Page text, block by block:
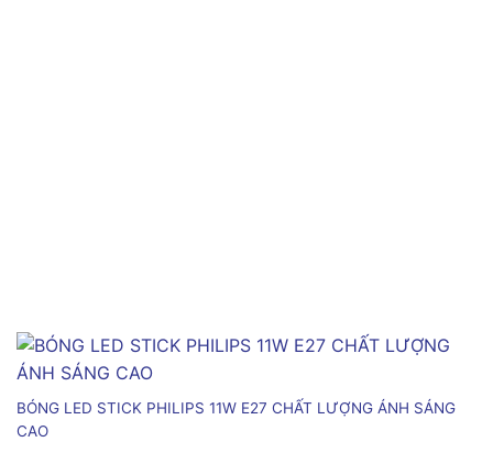
BÓNG LED STICK PHILIPS 11W E27 CHẤT LƯỢNG ÁNH SÁNG
CAO